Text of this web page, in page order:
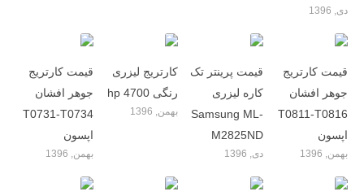
دی, 1396
قیمت کارتریج
جوهر افشان
T0731-T0734
اپسون
بهمن, 1396
کارتریج لیزری
رنگی hp 4700
بهمن, 1396
قیمت پرینتر تک
کاره لیزری
Samsung ML-
M2825ND
دی, 1396
قیمت کارتریج
جوهر افشان
T0811-T0816
اپسون
بهمن, 1396